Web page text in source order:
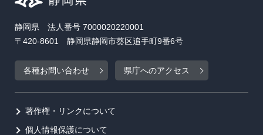
静岡県 法人番号 7000020220001
〒420-8601 静岡県静岡市葵区追手町9番6号
各種お問い合わせ 県庁へのアクセス
著作権・リンクについて
個人情報保護について